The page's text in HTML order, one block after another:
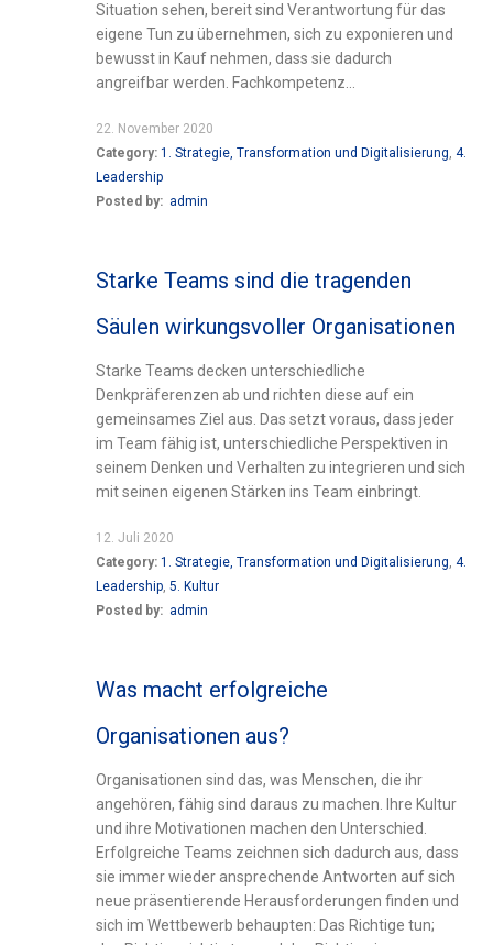
Situation sehen, bereit sind Verantwortung für das
eigene Tun zu übernehmen, sich zu exponieren und
bewusst in Kauf nehmen, dass sie dadurch
angreifbar werden. Fachkompetenz...
22. November 2020
Category:1. Strategie, Transformation und Digitalisierung,4.
Leadership
Posted by: admin
Starke Teams sind die tragenden
Säulen wirkungsvoller Organisationen
Starke Teams decken unterschiedliche
Denkpräferenzen ab und richten diese auf ein
gemeinsames Ziel aus. Das setzt voraus, dass jeder
im Team fähig ist, unterschiedliche Perspektiven in
seinem Denken und Verhalten zu integrieren und sich
mit seinen eigenen Stärken ins Team einbringt.
12. Juli 2020
Category:1. Strategie, Transformation und Digitalisierung,4.
Leadership,5. Kultur
Posted by: admin
Was macht erfolgreiche
Organisationen aus?
Organisationen sind das, was Menschen, die ihr
angehören, fähig sind daraus zu machen. Ihre Kultur
und ihre Motivationen machen den Unterschied.
Erfolgreiche Teams zeichnen sich dadurch aus, dass
sie immer wieder ansprechende Antworten auf sich
neue präsentierende Herausforderungen finden und
sich im Wettbewerb behaupten: Das Richtige tun;